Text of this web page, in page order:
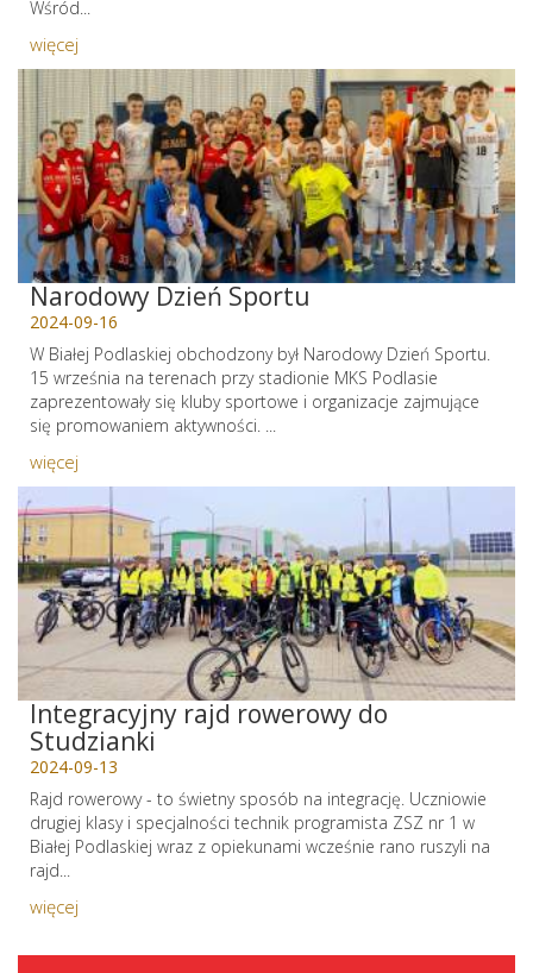
Wśród...
więcej
Narodowy Dzień Sportu
2024-09-16
W Białej Podlaskiej obchodzony był Narodowy Dzień Sportu.
15 września na terenach przy stadionie MKS Podlasie
zaprezentowały się kluby sportowe i organizacje zajmujące
się promowaniem aktywności. ...
więcej
Integracyjny rajd rowerowy do
Studzianki
2024-09-13
Rajd rowerowy - to świetny sposób na integrację. Uczniowie
drugiej klasy i specjalności technik programista ZSZ nr 1 w
Białej Podlaskiej wraz z opiekunami wcześnie rano ruszyli na
rajd...
więcej